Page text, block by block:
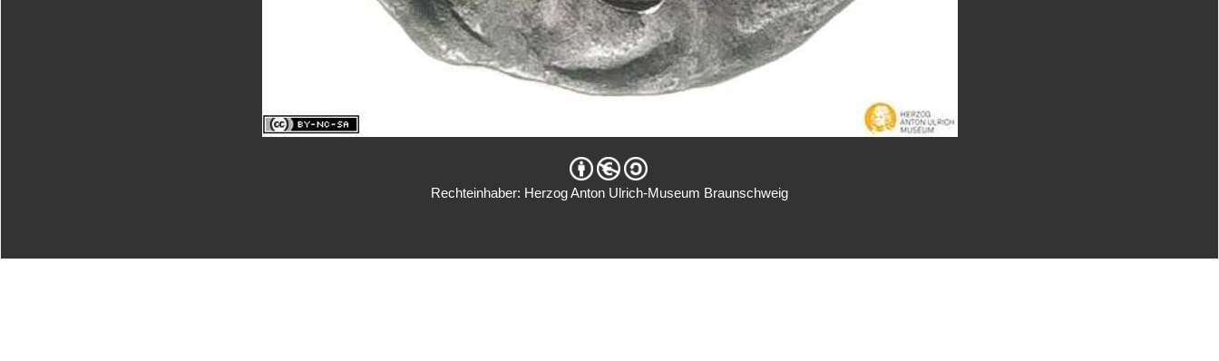
Rechteinhaber: Herzog Anton Ulrich-Museum Braunschweig